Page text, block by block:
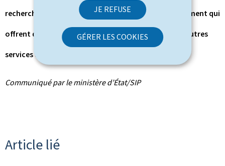
JE REFUSE
GÉRER LES COOKIES
recherche par des tiers à des entreprises d’investissement qui
offrent des services de gestion de portefeuille ou d’autres
services d’investissement ou services auxiliaires
Communiqué par le ministère d’État/SIP
Article lié